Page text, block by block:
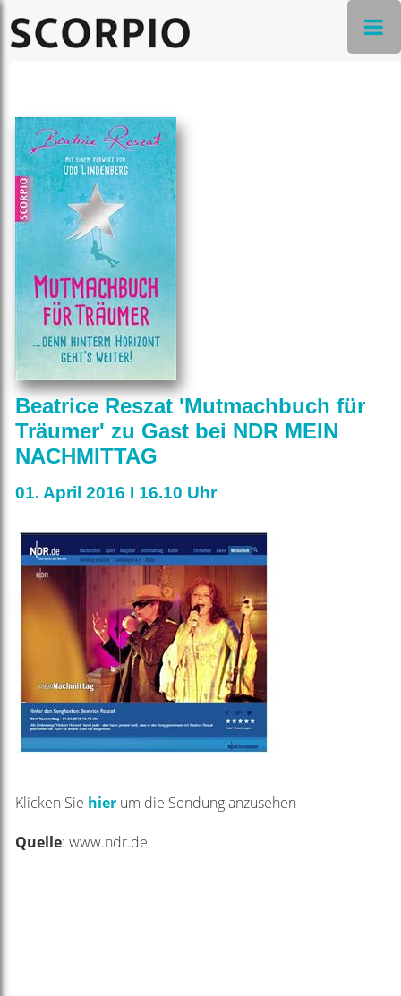
Beatrice Reszat 'Mutmachbuch für
Träumer' zu Gast bei NDR MEIN
NACHMITTAG
01. April 2016 I 16.10 Uhr
Klicken Sie hierum die Sendung anzusehen
Quelle: www.ndr.de